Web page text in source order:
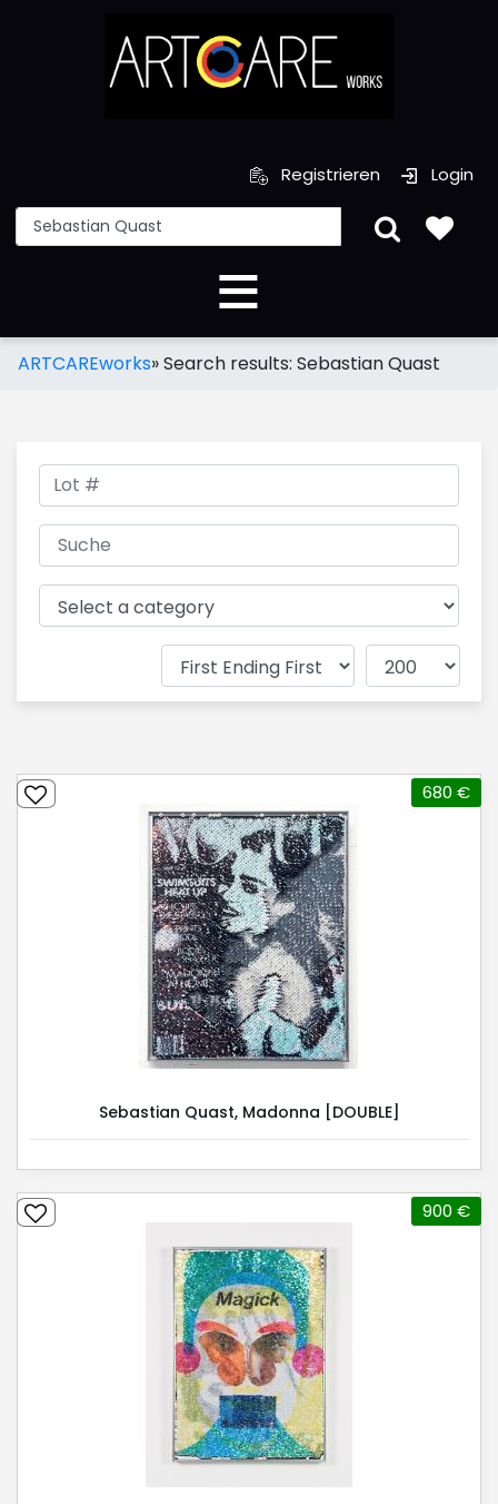
Registrieren Login
ARTCAREworks»Search results: Sebastian Quast
Sebastian Quast, Madonna [DOUBLE]
680 €
900 €